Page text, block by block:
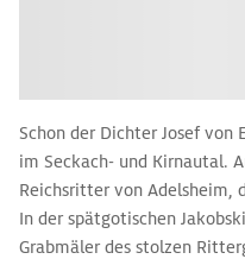
Schon der Dichter Josef von
im Seckach- und Kirnautal.
Reichsritter von Adelsheim,
In der spätgotischen
Grabmäler des stolzen